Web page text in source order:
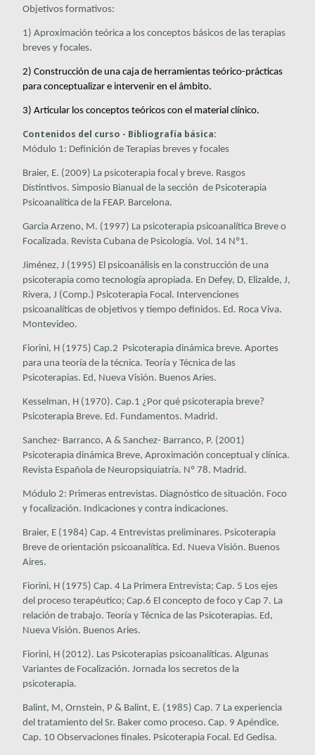
Objetivos formativos:
1) Aproximación teórica a los conceptos básicos de las terapias
breves y focales.
2) Construcción de una caja de herramientas teórico-prácticas
para conceptualizar e intervenir en el ámbito.
3) Articular los conceptos teóricos con el material clínico.
Contenidos del curso - Bibliografía básica:
Módulo 1: Definición de Terapias breves y focales
Braier, E. (2009) La psicoterapia focal y breve. Rasgos
Distintivos. Simposio Bianual de la sección de Psicoterapia
Psicoanalítica de la FEAP. Barcelona.
Garcia Arzeno, M. (1997) La psicoterapia psicoanalítica Breve o
Focalizada. Revista Cubana de Psicología. Vol. 14 Nº1.
Jiménez, J (1995) El psicoanálisis en la construcción de una
psicoterapia como tecnología apropiada. En Defey, D, Elizalde, J,
Rivera, J (Comp.) Psicoterapia Focal. Intervenciones
psicoanalíticas de objetivos y tiempo definidos. Ed. Roca Viva.
Montevideo.
Fiorini, H (1975) Cap.2 Psicoterapia dinámica breve. Aportes
para una teoría de la técnica.Teoría y Técnica de las
Psicoterapias. Ed, Nueva Visión. Buenos Aries.
Kesselman, H (1970). Cap.1 ¿Por qué psicoterapia breve?
Psicoterapia Breve. Ed. Fundamentos. Madrid.
Sanchez- Barranco, A & Sanchez- Barranco, P. (2001)
Psicoterapia dinámica Breve, Aproximación conceptual y clínica.
Revista Española de Neuropsiquiatría. Nº 78. Madrid.
Módulo 2: Primeras entrevistas. Diagnóstico de situación. Foco
y focalización. Indicaciones y contra indicaciones.
Braier, E (1984) Cap. 4 Entrevistas preliminares. Psicoterapia
Breve de orientación psicoanalítica. Ed. Nueva Visión. Buenos
Aires.
Fiorini, H (1975) Cap. 4 La Primera Entrevista; Cap. 5 Los ejes
del proceso terapéutico; Cap.6 El concepto de foco y Cap 7. La
relación de trabajo.Teoría y Técnica de las Psicoterapias. Ed,
Nueva Visión. Buenos Aries.
Fiorini, H (2012). Las Psicoterapias psicoanalíticas. Algunas
Variantes de Focalización. Jornada los secretos de la
psicoterapia.
Balint, M, Ornstein, P & Balint, E. (1985) Cap. 7 La experiencia
del tratamiento del Sr. Baker como proceso. Cap. 9 Apéndice.
Cap. 10 Observaciones finales. Psicoterapia Focal . Ed Gedisa.